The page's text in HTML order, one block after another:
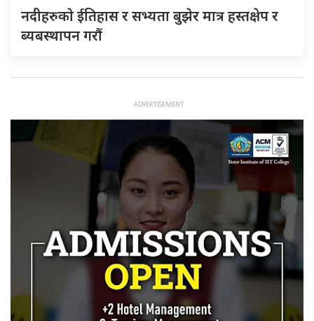
नदीहरुकाे ईतिहास र सभ्यता बुझेर मात्र हस्तक्षेप र
ब्यबस्थापन गराैं